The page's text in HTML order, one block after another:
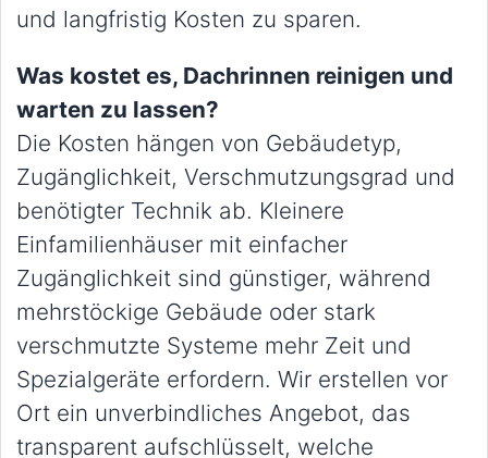
und langfristig Kosten zu sparen.
Was kostet es, Dachrinnen reinigen und
warten zu lassen?
Die Kosten hängen von Gebäudetyp,
Zugänglichkeit, Verschmutzungsgrad und
benötigter Technik ab. Kleinere
Einfamilienhäuser mit einfacher
Zugänglichkeit sind günstiger, während
mehrstöckige Gebäude oder stark
verschmutzte Systeme mehr Zeit und
Spezialgeräte erfordern. Wir erstellen vor
Ort ein unverbindliches Angebot, das
transparent aufschlüsselt, welche